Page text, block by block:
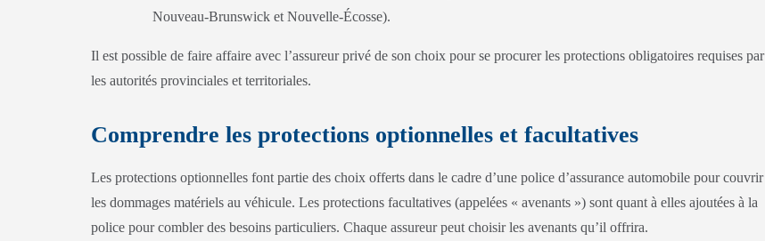
Nouveau-Brunswick et Nouvelle-Écosse).
Il est possible de faire affaire avec l’assureur privé de son choix pour se procurer les protections obligatoires requises par
les autorités provinciales et territoriales.
Comprendre les protections optionnelles et facultatives
Les protections optionnelles font partie des choix offerts dans le cadre d’une police d’assurance automobile pour couvrir
les dommages matériels au véhicule. Les protections facultatives (appelées « avenants ») sont quant à elles ajoutées à la
police pour combler des besoins particuliers. Chaque assureur peut choisir les avenants qu’il offrira.